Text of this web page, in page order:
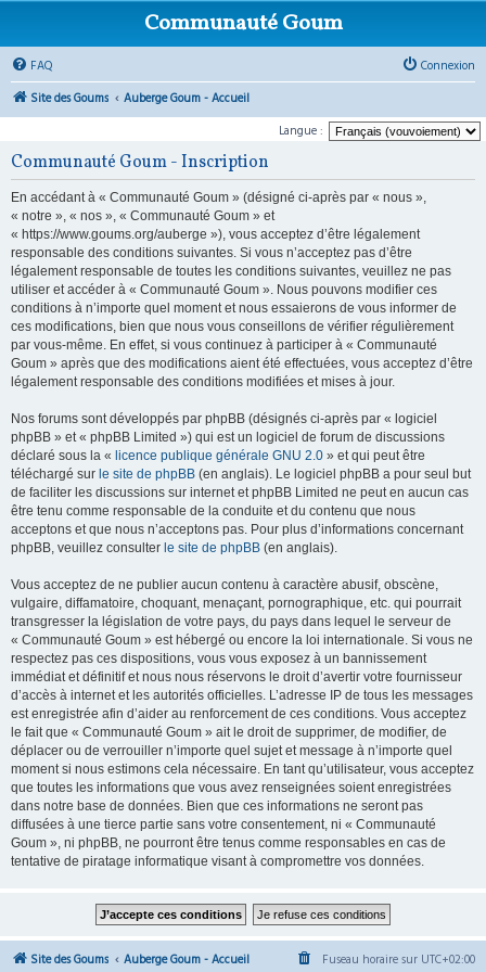
Communauté Goum
FAQ
Connexion
Site des Goums
Auberge Goum - Accueil
Langue :
Communauté Goum - Inscription
En accédant à « Communauté Goum » (désigné ci-après par « nous »,
« notre », « nos », « Communauté Goum » et
« https://www.goums.org/auberge »), vous acceptez d’être légalement
responsable des conditions suivantes. Si vous n’acceptez pas d’être
légalement responsable de toutes les conditions suivantes, veuillez ne pas
utiliser et accéder à « Communauté Goum ». Nous pouvons modifier ces
conditions à n’importe quel moment et nous essaierons de vous informer de
ces modifications, bien que nous vous conseillons de vérifier régulièrement
par vous-même. En effet, si vous continuez à participer à « Communauté
Goum » après que des modifications aient été effectuées, vous acceptez d’être
légalement responsable des conditions modifiées et mises à jour.
Nos forums sont développés par phpBB (désignés ci-après par « logiciel
phpBB » et « phpBB Limited ») qui est un logiciel de forum de discussions
déclaré sous la « licence publique générale GNU 2.0 » et qui peut être
téléchargé sur le site de phpBB (en anglais). Le logiciel phpBB a pour seul but
de faciliter les discussions sur internet et phpBB Limited ne peut en aucun cas
être tenu comme responsable de la conduite et du contenu que nous
acceptons et que nous n’acceptons pas. Pour plus d’informations concernant
phpBB, veuillez consulter le site de phpBB (en anglais).
Vous acceptez de ne publier aucun contenu à caractère abusif, obscène,
vulgaire, diffamatoire, choquant, menaçant, pornographique, etc. qui pourrait
transgresser la législation de votre pays, du pays dans lequel le serveur de
« Communauté Goum » est hébergé ou encore la loi internationale. Si vous ne
respectez pas ces dispositions, vous vous exposez à un bannissement
immédiat et définitif et nous nous réservons le droit d’avertir votre fournisseur
d’accès à internet et les autorités officielles. L’adresse IP de tous les messages
est enregistrée afin d’aider au renforcement de ces conditions. Vous acceptez
le fait que « Communauté Goum » ait le droit de supprimer, de modifier, de
déplacer ou de verrouiller n’importe quel sujet et message à n’importe quel
moment si nous estimons cela nécessaire. En tant qu’utilisateur, vous acceptez
que toutes les informations que vous avez renseignées soient enregistrées
dans notre base de données. Bien que ces informations ne seront pas
diffusées à une tierce partie sans votre consentement, ni « Communauté
Goum », ni phpBB, ne pourront être tenus comme responsables en cas de
tentative de piratage informatique visant à compromettre vos données.
Site des Goums Auberge Goum - Accueil Fuseau horaire sur UTC+02:00